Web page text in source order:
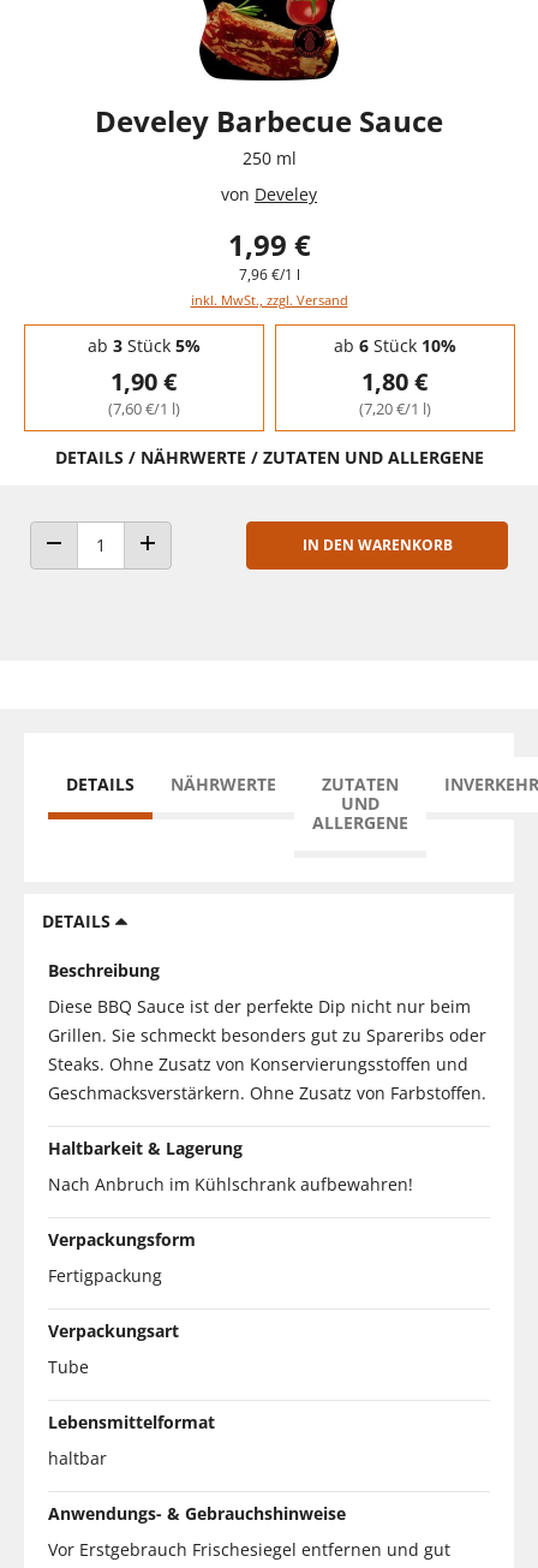
Develey Barbecue Sauce
250 ml
von Develey
1,99 €
7,96 €/1 l
inkl. MwSt., zzgl. Versand
Staffelpreise - Mengenrabatt
ab 3Stück 5%
1,90 €
(7,60 €/1 l)
ab 6Stück 10%
1,80 €
(7,20 €/1 l)
DETAILS / NÄHRWERTE / ZUTATEN UND ALLERGENE
ANZAHL VERRINGERNANZAHL ERHÖHEN
IN DEN WARENKORB
DETAILS NÄHRWERTE
ZUTATEN
UND
ALLERGENE
DETAILS
Beschreibung
Diese BBQ Sauce ist der perfekte Dip nicht nur beim
Grillen. Sie schmeckt besonders gut zu Spareribs oder
Steaks. Ohne Zusatz von Konservierungsstoffen und
Geschmacksverstärkern. Ohne Zusatz von Farbstoffen.
Haltbarkeit & Lagerung
Nach Anbruch im Kühlschrank aufbewahren!
Verpackungsform
Fertigpackung
Verpackungsart
Tube
Lebensmittelformat
haltbar
Anwendungs- & Gebrauchshinweise
Vor Erstgebrauch Frischesiegel entfernen und gut